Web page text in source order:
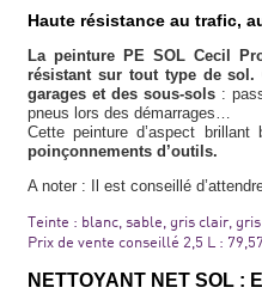
Haute résistance au trafic,
La peinture PE SOL Cecil
résistant sur tout type de sol.
garages et des sous-sols :
pneus lors des démarrages…
Cette peinture d’aspect
poinçonnements d’outils.
A noter : Il est conseillé
Teinte : blanc, sable, gris clair,
Prix de vente conseillé 2,5 L :
NETTOYANT NET SOL :